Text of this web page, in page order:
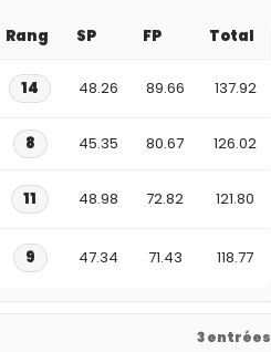
Rang SP FP Total
14 48.26 89.66 137.92
8 45.35 80.67 126.02
11 48.98 72.82 121.80
9 47.34 71.43 118.77
3 entrées